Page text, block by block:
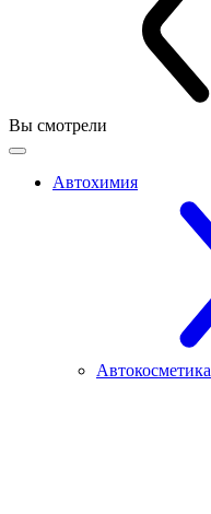
Вы смотрели
Автохимия
Автокосметика